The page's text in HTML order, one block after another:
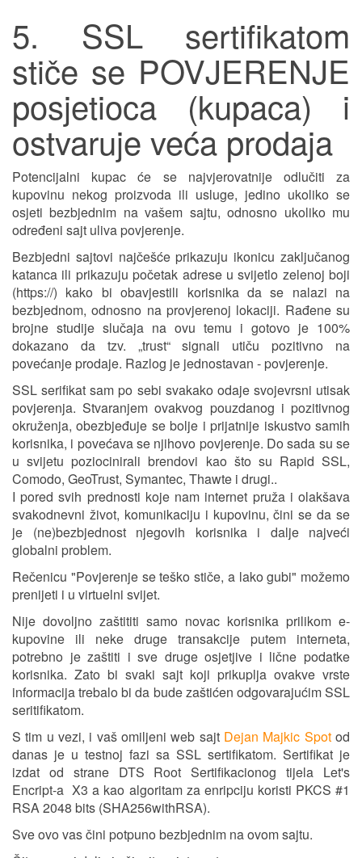
5. SSL sertifikatom
stiče se POVJERENJE
posjetioca (kupaca) i
ostvaruje veća prodaja
Potencijalni kupac će se najvjerovatnije odlučiti za
kupovinu nekog proizvoda ili usluge, jedino ukoliko se
osjeti bezbjednim na vašem sajtu, odnosno ukoliko mu
određeni sajt uliva povjerenje.
Bezbjedni sajtovi najčešće prikazuju ikonicu zaključanog
katanca ili prikazuju početak adrese u svijetlo zelenoj boji
(https://) kako bi obavjestili korisnika da se nalazi na
bezbjednom, odnosno na provjerenoj lokaciji. Rađene su
brojne studije slučaja na ovu temu i gotovo je 100%
dokazano da tzv. „trust“ signali utiču pozitivno na
povećanje prodaje. Razlog je jednostavan - povjerenje.
SSL serifikat sam po sebi svakako odaje svojevrsni utisak
povjerenja. Stvaranjem ovakvog pouzdanog i pozitivnog
okruženja, obezbjeđuje se bolje i prijatnije iskustvo samih
korisnika, i povećava se njihovo povjerenje. Do sada su se
u svijetu poziocinirali brendovi kao što su Rapid SSL,
Comodo, GeoTrust, Symantec, Thawte i drugi..
I pored svih prednosti koje nam internet pruža i olakšava
svakodnevni život, komunikaciju i kupovinu, čini se da se
je (ne)bezbjednost njegovih korisnika i dalje najveći
globalni problem.
Rečenicu "Povjerenje se teško stiče, a lako gubi" možemo
prenijeti i u virtuelni svijet.
Nije dovoljno zaštititi samo novac korisnika prilikom e-
kupovine ili neke druge transakcije putem interneta,
potrebno je zaštiti i sve druge osjetjive i lične podatke
korisnika. Zato bi svaki sajt koji prikuplja ovakve vrste
informacija trebalo bi da bude zaštićen odgovarajućim SSL
seritifikatom.
S tim u vezi, i vaš omiljeni web sajt Dejan Majkic Spotod
danas je u testnoj fazi sa SSL sertifikatom. Sertifikat je
izdat od strane DTS Root Sertifikacionog tijela Let's
Encript-a X3 a kao algoritam za enripciju koristi PKCS #1
RSA 2048 bits (SHA256withRSA).
Sve ovo vas čini potpuno bezbjednim na ovom sajtu.